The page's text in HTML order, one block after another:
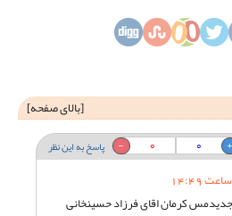
[بالای صفحه]
پاسخ به این نظر 0
0
کرمان اقای فرزاد حسینخانی